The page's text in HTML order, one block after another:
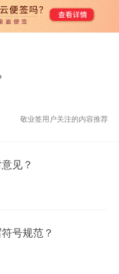
敬业签用户关注的内容推荐
见？
号规范？